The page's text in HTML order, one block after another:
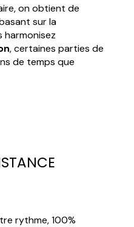
on obtient de
sur la
harmonisez
, certaines parties de
de temps que
rythme, 100%